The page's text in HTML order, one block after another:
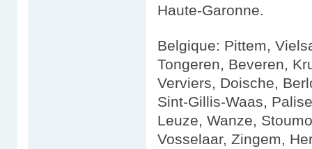
Haute-Garonne.
Belgique: Pittem,
Tongeren, Beveren,
Verviers, Doische,
Sint-Gillis-Waas,
Leuze, Wanze,
Vosselaar, Zingem,